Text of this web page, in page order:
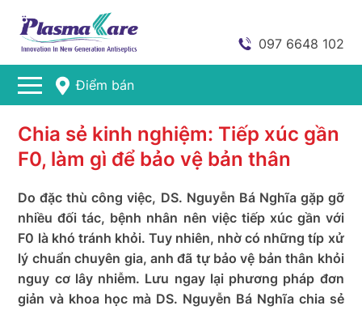
097 6648 102
Điểm bán
Chia sẻ kinh nghiệm: Tiếp xúc gần
F0, làm gì để bảo vệ bản thân
Do đặc thù công việc, DS. Nguyễn Bá Nghĩa gặp gỡ
nhiều đối tác, bệnh nhân nên việc tiếp xúc gần với
F0 là khó tránh khỏi. Tuy nhiên, nhờ có những típ xử
lý chuẩn chuyên gia, anh đã tự bảo vệ bản thân khỏi
nguy cơ lây nhiễm. Lưu ngay lại phương pháp đơn
giản và khoa học mà DS. Nguyễn Bá Nghĩa chia sẻ